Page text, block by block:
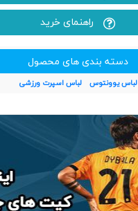
راهنمای خرید
دسته بندی های محصول
لباس یوونتوس لباس اسپرت ورزشی